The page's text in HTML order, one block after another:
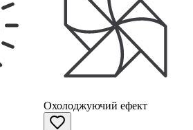
Охолоджуючий ефект